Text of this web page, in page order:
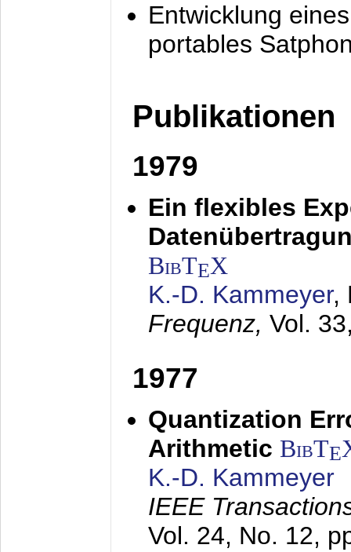
Entwicklung
portables
Publikationen
1979
Ein flexibles
BibTEX
K.-D. Kammeyer,
Frequenz, Vol.
1977
Quantization
Arithmetic BibTE
K.-D. Kammeyer
IEEE
Vol. 24, No. 12,